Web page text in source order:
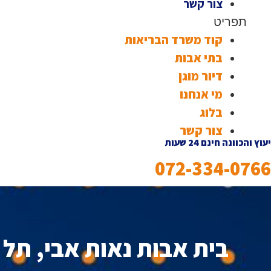
צור קשר
תפריט
קוד משרד הבריאות
בתי אבות
דיור מוגן
מי אנחנו
בלוג
צור קשר
יעוץ והכוונה חינם 24 שעות
072-334-0766
בית אבות נאות אבי,